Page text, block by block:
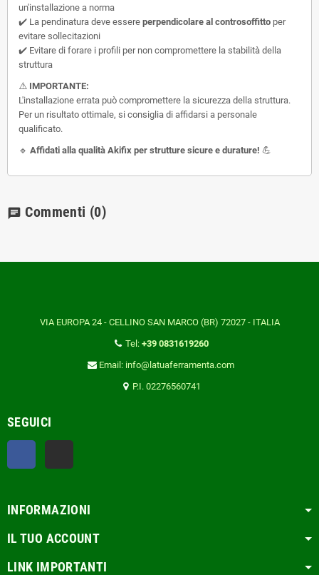
un'installazione a norma
✔️ La pendinatura deve essere perpendicolare al controsoffitto per
evitare sollecitazioni
✔️ Evitare di forare i profili per non compromettere la stabilità della
struttura
⚠️ IMPORTANTE:
L'installazione errata può compromettere la sicurezza della struttura.
Per un risultato ottimale, si consiglia di affidarsi a personale
qualificato.
🔹 Affidati alla qualità Akifix per strutture sicure e durature! 💪
chat Commenti (0)
VIA EUROPA 24 - CELLINO SAN MARCO (BR) 72027 - ITALIA
Tel: +39 0831619260
Email: info@latuaferramenta.com
P.I. 02276560741
SEGUICI
INFORMAZIONI
IL TUO ACCOUNT
LINK IMPORTANTI